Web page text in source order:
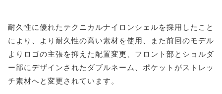
耐久性に優れたテクニカルナイロンシェルを採用したこと
により、より耐久性の高い素材を使用、また前回のモデル
よりロゴの主張を抑えた配置変更、フロント部とショルダ
ー部にデザインされたダブルネーム、ポケットがストレッ
チ素材へと変更されています。